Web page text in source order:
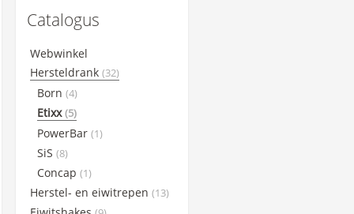
Cyclon
GoldNutrition
Lightning Endurance
Maxim
Maurten
NamedSport
PowerBar
Qwin
Catalogus
Webwinkel
Hersteldrank (32)
Born (4)
Etixx(5)
PowerBar (1)
SiS (8)
Concap (1)
Herstel- en eiwitrepen (13)